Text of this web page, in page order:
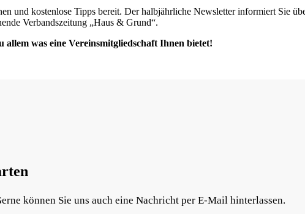
und kostenlose Tipps bereit. Der halbjährliche Newsletter informiert Sie
Verbandszeitung „Haus & Grund“.
allem was eine Vereinsmitgliedschaft Ihnen bietet!
können Sie uns auch eine Nachricht per E-Mail hinterlassen.